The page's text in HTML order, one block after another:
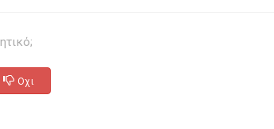
Οχι